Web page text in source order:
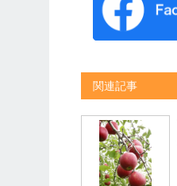
関連記事